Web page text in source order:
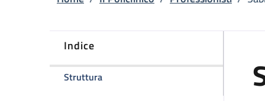
Indice
Strutturadella pagina Sabrina Fontana